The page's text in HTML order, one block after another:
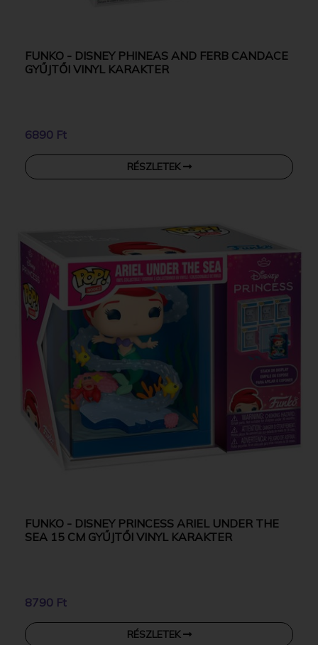
FUNKO - DISNEY PHINEAS AND FERB CANDACE
GYŰJTŐI VINYL KARAKTER
6890 Ft
RÉSZLETEK
FUNKO - DISNEY PRINCESS ARIEL UNDER THE
SEA 15 CM GYŰJTŐI VINYL KARAKTER
8790 Ft
RÉSZLETEK